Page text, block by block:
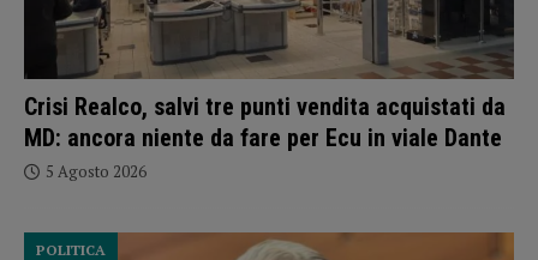
Crisi Realco, salvi tre punti vendita acquistati da
MD: ancora niente da fare per Ecu in viale Dante
5 Agosto 2026
POLITICA